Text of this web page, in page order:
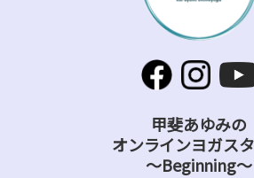
甲斐あゆみの
オンラインヨガス
～Beginning～